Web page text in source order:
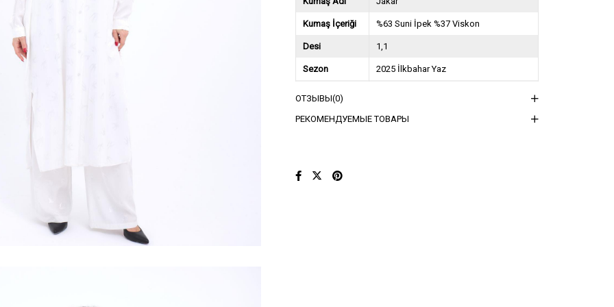
Kumaş İçeriği %63 Suni İpek %37 Viskon
Desi 1,1
Sezon 2025 İlkbahar Yaz
Ağırlık Kg
Asorti Bilgisi 6STD
ОТЗЫВЫ(0)
РЕКОМЕНДУЕМЫЕ ТОВАРЫ